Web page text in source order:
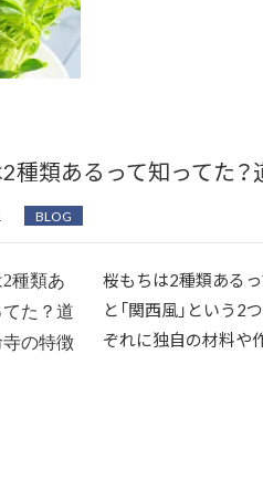
種類あるって知ってた
BLOG
桜もちは2種類あるっ
と「関西風」という
ぞれに独自の材料や